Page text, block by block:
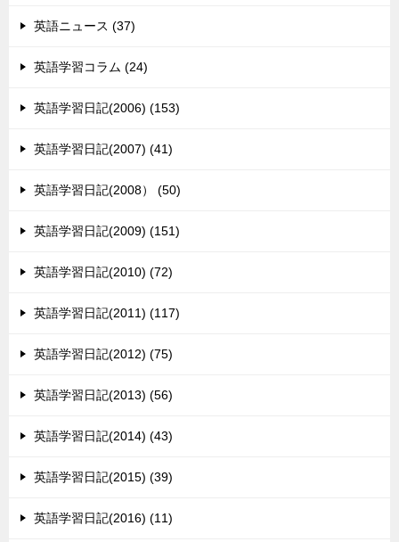
英語ニュース (37)
英語学習コラム (24)
英語学習日記(2006) (153)
英語学習日記(2007) (41)
英語学習日記(2008） (50)
英語学習日記(2009) (151)
英語学習日記(2010) (72)
英語学習日記(2011) (117)
英語学習日記(2012) (75)
英語学習日記(2013) (56)
英語学習日記(2014) (43)
英語学習日記(2015) (39)
英語学習日記(2016) (11)